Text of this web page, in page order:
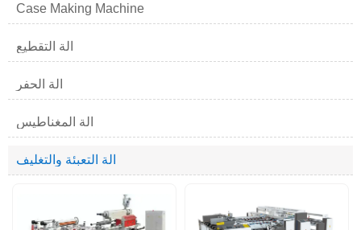
Case Making Machine
آلة التقطيع
آلة الحفر
آلة المغناطيس
آلة التعبئة والتغليف